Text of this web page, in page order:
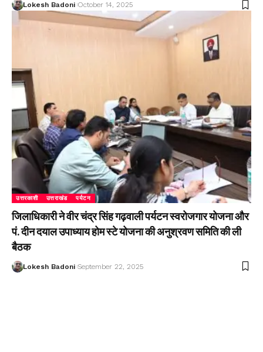
Lokesh Badoni October 14, 2025
उत्तरकाशी उत्तराखंड पर्यटन
जिलाधिकारी ने वीर चंद्र सिंह गढ़वाली पर्यटन स्वरोजगार योजना और
पं. दीन दयाल उपाध्याय होम स्टे योजना की अनुश्रवण समिति की ली
बैठक
Lokesh Badoni September 22, 2025